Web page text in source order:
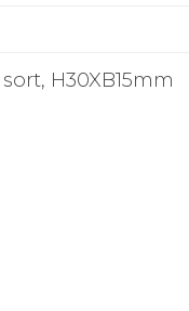
H30XB15mm